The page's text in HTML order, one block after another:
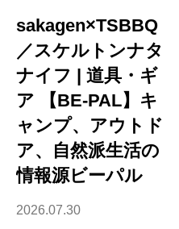
sakagen×TSBBQ
／スケルトンナタ
ナイフ | 道具・ギ
ア 【BE-PAL】キ
ャンプ、アウトド
ア、自然派生活の
情報源ビーパル
2026.07.30